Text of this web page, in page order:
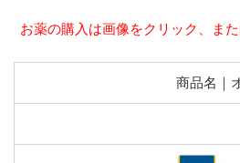
お薬の購入は画像をクリック、ま
商品名｜